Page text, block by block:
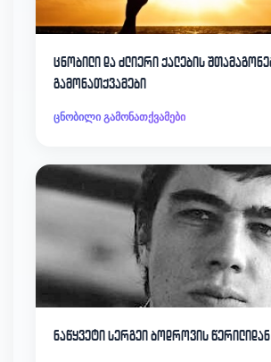
ცნობილი და ძლიერი ქალების
გამონათქვამები
ცნობილი გამონათქვამები
ნაწყვეტი სერგეი ბოდროვის